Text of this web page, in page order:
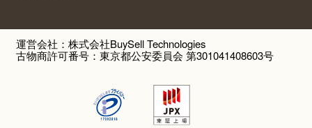
運営会社：株式会社BuySell Technologies
古物商許可番号：東京都公安委員会 第301041408603号